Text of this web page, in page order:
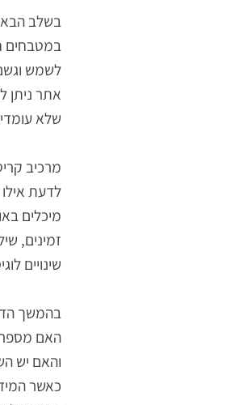
המקומיות בכל
לנקודת
בשלב הבא
במטבחים
אתר ניתן
שלא עומדים
מרכיב קריטי
לדעת אילו
זמינים,
שינויים
בהמשך הדרך,